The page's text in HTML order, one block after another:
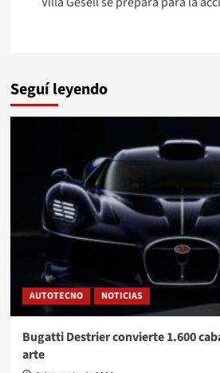
Seguí leyendo
AUTOTECNO NOTICIAS
Bugatti Destrier convierte 1.600
arte